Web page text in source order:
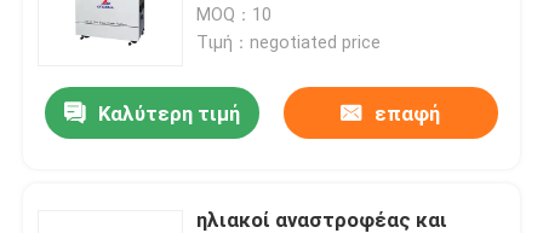
MOQ：10
Τιμή：negotiated price
Καλύτερη τιμή επαφή
ηλιακοί αναστροφέας και